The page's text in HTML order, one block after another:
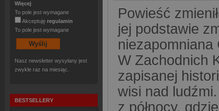
Więcej
To pole jest wymagane
Akceptuję regulamin
To pole jest wymagane
Nasz newsletter wysyłany jest
zwykle raz na miesiąc.
BESTSELLERY
Powieść
jej podstawie
niezapomniana
W Zachodnich
zapisanej
wisi nad
z północy,